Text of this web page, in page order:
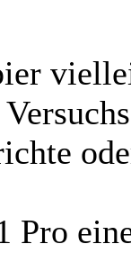
Pro